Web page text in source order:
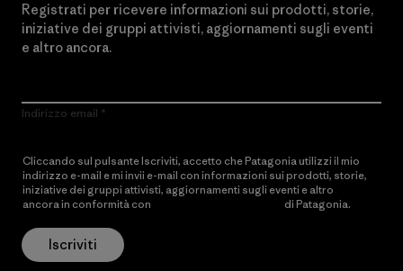
Registrati per ricevere informazioni sui prodotti, storie,
iniziative dei gruppi attivisti, aggiornamenti sugli eventi
e altro ancora.
Indirizzo email
Cliccando sul pulsante Iscriviti, accetto che Patagonia utilizzi il mio
indirizzo e-mail e mi invii e-mail con informazioni sui prodotti, storie,
iniziative dei gruppi attivisti, aggiornamenti sugli eventi e altro
ancora in conformità con
di Patagonia.
Iscriviti